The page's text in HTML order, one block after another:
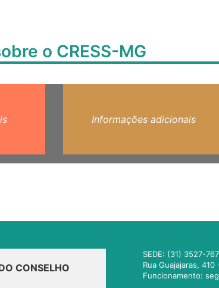
o CRESS-MG
Informações adicionais
CONSELHO
SEDE: (31) 3527-
Rua Guajajaras,
Funcionamento: